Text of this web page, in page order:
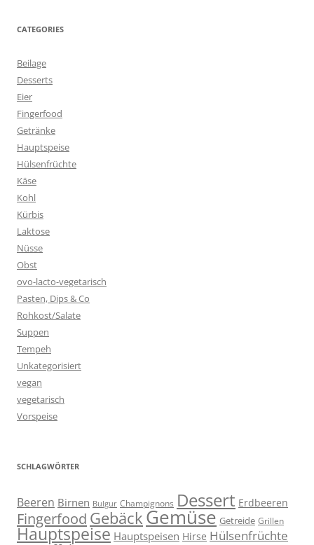
CATEGORIES
Beilage
Desserts
Eier
Fingerfood
Getränke
Hauptspeise
Hülsenfrüchte
Käse
Kohl
Kürbis
Laktose
Nüsse
Obst
ovo-lacto-vegetarisch
Pasten, Dips & Co
Rohkost/Salate
Suppen
Tempeh
Unkategorisiert
vegan
vegetarisch
Vorspeise
SCHLAGWÖRTER
Beeren Birnen Bulgur Champignons Dessert Erdbeeren
Fingerfood Gebäck Gemüse Getreide Grillen
Hauptspeise Hauptspeisen Hirse Hülsenfrüchte